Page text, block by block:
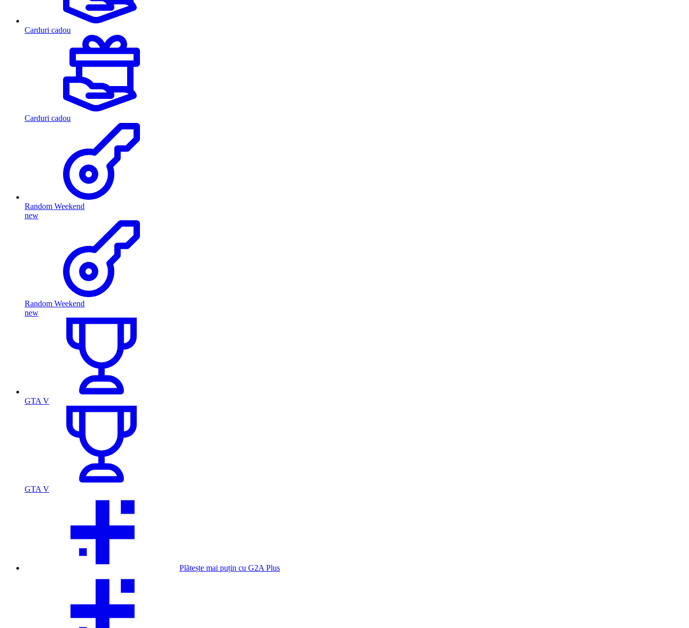
Carduri cadou
Carduri cadou
Random Weekend
new
Random Weekend
new
GTA V
GTA V
Plătește mai puțin cu G2A Plus